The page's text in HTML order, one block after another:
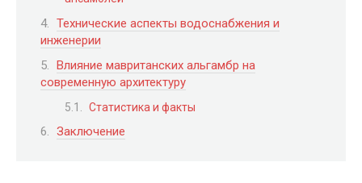
Технические аспекты водоснабжения и
инженерии
Влияние мавританских альгамбр на
современную архитектуру
Статистика и факты
Заключение